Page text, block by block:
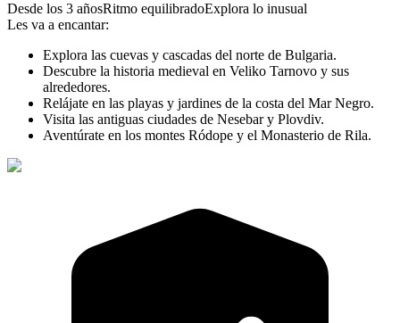
Desde los 3 añosRitmo equilibradoExplora lo inusual
Les va a encantar:
Explora las cuevas y cascadas del norte de Bulgaria.
Descubre la historia medieval en Veliko Tarnovo y sus
alrededores.
Relájate en las playas y jardines de la costa del Mar Negro.
Visita las antiguas ciudades de Nesebar y Plovdiv.
Aventúrate en los montes Ródope y el Monasterio de Rila.